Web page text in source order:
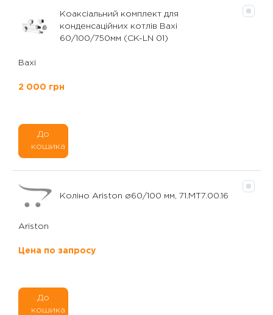
Коаксіальний комплект для
конденсаційних котлів Baxi
60/100/750мм (CK-LN 01)
Baxi
2 000 грн
До
кошика
Коліно Ariston ø60/100 мм, 71.МТ7.00.16
Ariston
Цена по запросу
До
кошика